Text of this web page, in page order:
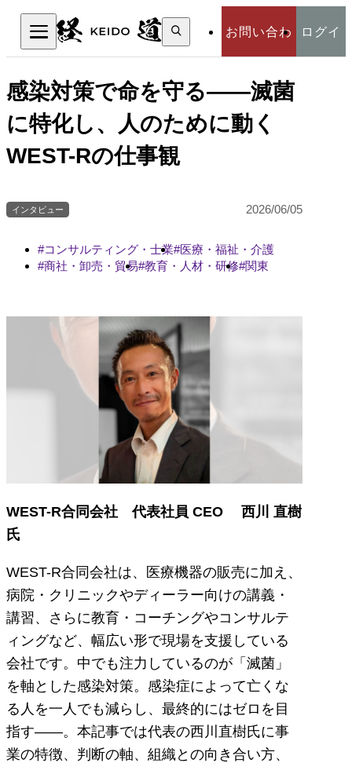
お問い合わ
せ
ログイ
検
索:
検索
感染対策で命を守る――滅菌
に特化し、人のために動く
WEST-Rの仕事観
インタビュー 2026/06/05
コンサルティング・士業 医療・福祉・介護
商社・卸売・貿易 教育・人材・研修 関東
WEST-R合同会社 代表社員 CEO 西川 直樹
氏
WEST-R合同会社は、医療機器の販売に加え、
病院・クリニックやディーラー向けの講義・
講習、さらに教育・コーチングやコンサルテ
ィングなど、幅広い形で現場を支援している
会社です。中でも注力しているのが「滅菌」
を軸とした感染対策。感染症によって亡くな
る人を一人でも減らし、最終的にはゼロを目
指す――。本記事では代表の西川直樹氏に事
業の特徴、判断の軸、組織との向き合い方、